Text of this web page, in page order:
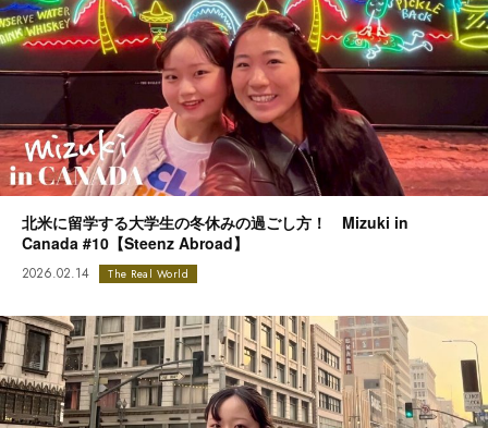
北米に留学する大学生の冬休みの過ごし方！ Mizuki in
Canada #10【Steenz Abroad】
2026.02.14 The Real World